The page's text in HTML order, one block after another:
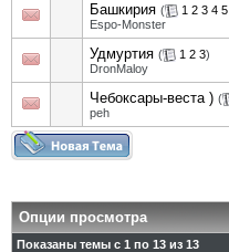
Башкирия ( 1 2 3 4 5
Espo-Monster
Удмуртия ( 1 2 3)
DronMaloy
Чебоксары-веста ) (
peh
Опции просмотра
Показаны темы с 1 по 13 из 13